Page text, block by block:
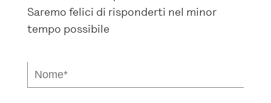
Saremo felici di risponderti nel minor
tempo possibile